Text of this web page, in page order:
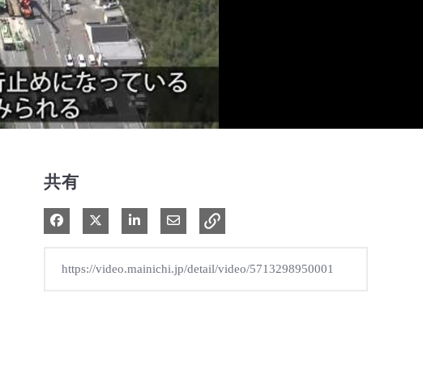
共有
Facebook で共有
Xで共有する
LinkedIn で共有電子メールで共有